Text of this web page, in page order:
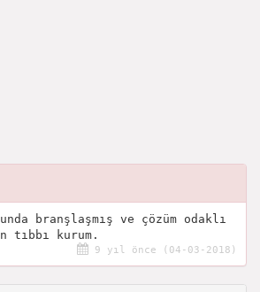
branşlaşmış ve çözüm odaklı
kurum.
9 yıl önce (04-03-2018)